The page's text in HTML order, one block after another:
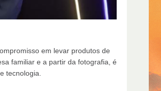
em levar produtos de
familiar e a partir da fotografia, é
tecnologia.